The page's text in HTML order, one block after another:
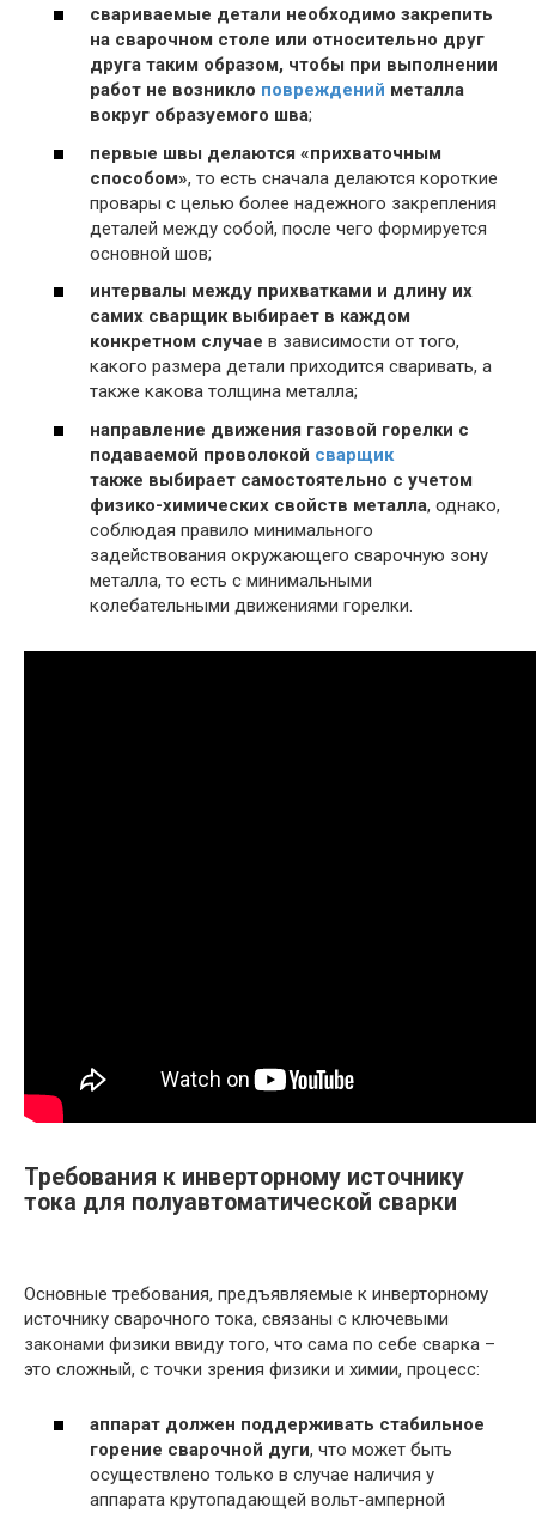
свариваемые детали необходимо закрепить
на сварочном столе или относительно друг
друга таким образом, чтобы при выполнении
работ не возникло повреждений металла
вокруг образуемого шва;
первые швы делаются «прихваточным
способом», то есть сначала делаются короткие
провары с целью более надежного закрепления
деталей между собой, после чего формируется
основной шов;
интервалы между прихватками и длину их
самих сварщик выбирает в каждом
конкретном случае в зависимости от того,
какого размера детали приходится сваривать, а
также какова толщина металла;
направление движения газовой горелки с
подаваемой проволокой сварщик
также выбирает самостоятельно с учетом
физико-химических свойств металла, однако,
соблюдая правило минимального
задействования окружающего сварочную зону
металла, то есть с минимальными
колебательными движениями горелки.
Требования к инверторному источнику
тока для полуавтоматической сварки
Основные требования, предъявляемые к инверторному
источнику сварочного тока, связаны с ключевыми
законами физики ввиду того, что сама по себе сварка –
это сложный, с точки зрения физики и химии, процесс:
аппарат должен поддерживать стабильное
горение сварочной дуги, что может быть
осуществлено только в случае наличия у
аппарата крутопадающей вольт-амперной